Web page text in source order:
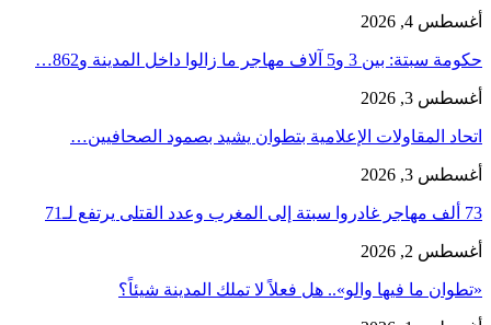
أغسطس 4, 2026
حكومة سبتة: بين 3 و5 آلاف مهاجر ما زالوا داخل المدينة و862…
أغسطس 3, 2026
اتحاد المقاولات الإعلامية بتطوان يشيد بصمود الصحافيين…
أغسطس 3, 2026
73 ألف مهاجر غادروا سبتة إلى المغرب وعدد القتلى يرتفع لـ71
أغسطس 2, 2026
«تطوان ما فيها والو».. هل فعلاً لا تملك المدينة شيئاً؟